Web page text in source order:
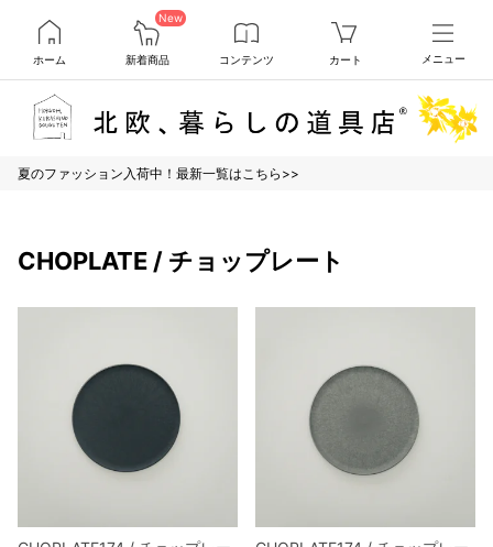
ホーム
New
新着商品 コンテンツ カート メニュー
夏のファッション入荷中！最新一覧はこちら>>
CHOPLATE / チョップレート